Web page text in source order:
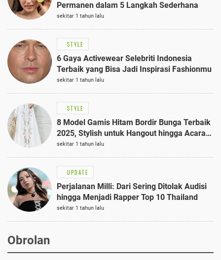
Permanen dalam 5 Langkah Sederhana
sekitar 1 tahun lalu
STYLE
6 Gaya Activewear Selebriti Indonesia
Terbaik yang Bisa Jadi Inspirasi Fashionmu
sekitar 1 tahun lalu
STYLE
8 Model Gamis Hitam Bordir Bunga Terbaik
2025, Stylish untuk Hangout hingga Acara
Semi-Formal
sekitar 1 tahun lalu
UPDATE
Perjalanan Milli: Dari Sering Ditolak Audisi
hingga Menjadi Rapper Top 10 Thailand
sekitar 1 tahun lalu
Obrolan